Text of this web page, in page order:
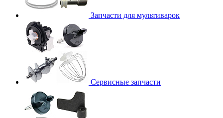
Запчасти для мультиварок
Сервисные запчасти